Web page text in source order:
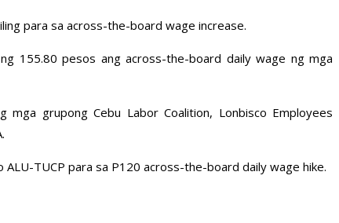
para sa across-the-board wage increase.
155.80 pesos ang across-the-board daily wage ng mga
grupong Cebu Labor Coalition, Lonbisco Employees
TUCP para sa P120 across-the-board daily wage hike.